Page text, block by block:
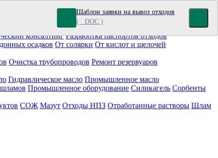
Шаблон заявки на вывоз отходов
( . DOC )
отходы Гальванические отходы
консалтинг Разработка паспортов отходов
осадков От солярки От кислот и щелочей
Очистка трубопроводов Ремонт резервуаров
Гидравлическое масло Промышленное масло
Промышленное оборудование Силикагель Сорбенты
СОЖ Мазут Отходы НПЗ Отработанные растворы Шлам